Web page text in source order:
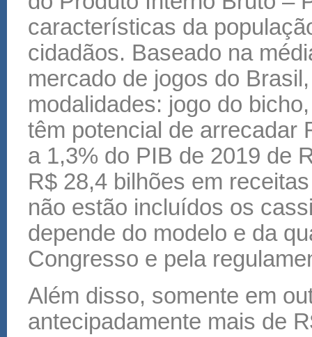
características da
cidadãos. Baseado na
mercado de jogos do
modalidades: jogo do
têm potencial de arrecadar
a 1,3% do PIB de 2019 de
R$ 28,4 bilhões em
não estão incluídos os
depende do modelo e da
Congresso e pela
Além disso, somente em
antecipadamente mais de